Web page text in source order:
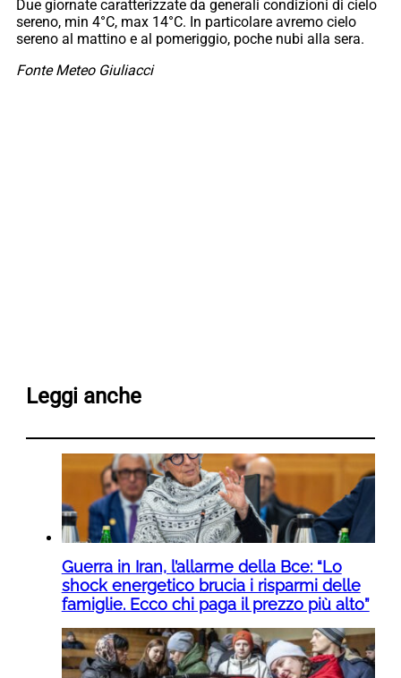
Due giornate caratterizzate da generali condizioni di cielo
sereno, min 4°C, max 14°C. In particolare avremo cielo
sereno al mattino e al pomeriggio, poche nubi alla sera.
Fonte Meteo Giuliacci
Leggi anche
Guerra in Iran, l’allarme della Bce: “Lo
shock energetico brucia i risparmi delle
famiglie. Ecco chi paga il prezzo più alto”